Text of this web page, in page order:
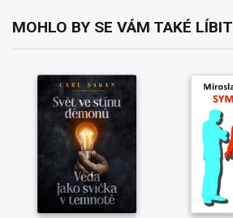
MOHLO BY SE VÁM TAKÉ LÍBIT